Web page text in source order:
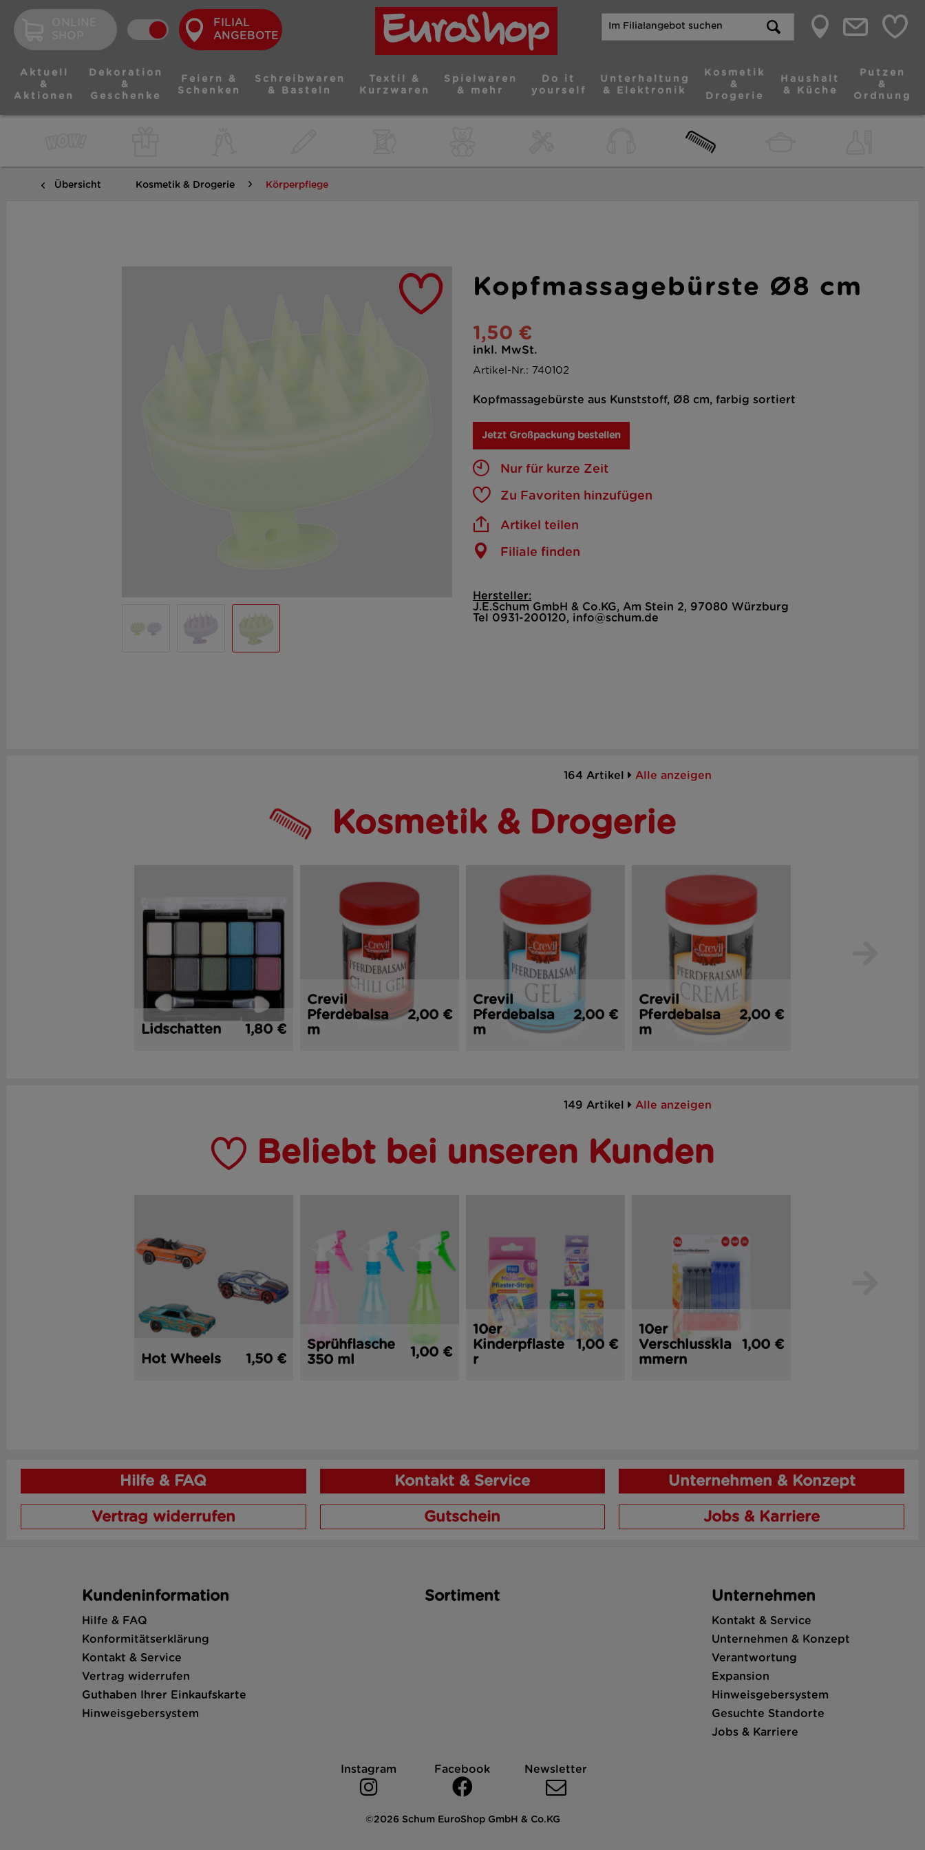
FILIAL
ANGEBOTE
Aktuell
&
Aktionen
Dekoration
&
Geschenke
Feiern &
Schenken
Schreibwaren
& Basteln
Textil &
Kurzwaren
Spielwaren
& mehr
Do it
yourself
Unterhaltung
& Elektronik
Kosmetik
&
Drogerie
Haushalt
& Küche
Putzen
&
Ordnung
Übersicht Kosmetik & Drogerie Körperpflege
Kopfmassagebürste Ø8 cm
1,50 €
inkl. MwSt.
Artikel-Nr.: 740102
Kopfmassagebürste aus Kunststoff, Ø8 cm, farbig sortiert
Jetzt Großpackung bestellen
Nur für kurze Zeit
Zu Favoriten hinzufügen
Artikel teilen
Filiale finden
Hersteller:
J.E.Schum GmbH & Co.KG, Am Stein 2, 97080 Würzburg
Tel 0931-200120, info@schum.de
164 Artikel Alle anzeigen
Kosmetik & Drogerie
Lidschatten 1,80 €
Crevil
Pferdebalsa
m
2,00 €
Crevil
Pferdebalsa
m
2,00 €
Crevil
Pferdebalsa
m
2,00 €
149 Artikel Alle anzeigen
Beliebt bei unseren Kunden
Hot Wheels 1,50 €
Sprühflasche
350 ml
1,00 €
10er
Kinderpflaste
r
1,00 €
10er
Verschlusskla
mmern
1,00 €
Hilfe & FAQ Kontakt & Service Unternehmen & Konzept
Vertrag widerrufen Gutschein Jobs & Karriere
Kundeninformation
Hilfe & FAQ
Konformitätserklärung
Kontakt & Service
Vertrag widerrufen
Guthaben Ihrer Einkaufskarte
Hinweisgebersystem
Sortiment Unternehmen
Kontakt & Service
Unternehmen & Konzept
Verantwortung
Expansion
Hinweisgebersystem
Gesuchte Standorte
Jobs & Karriere
Instagram Facebook Newsletter
©2026 Schum EuroShop GmbH & Co.KG